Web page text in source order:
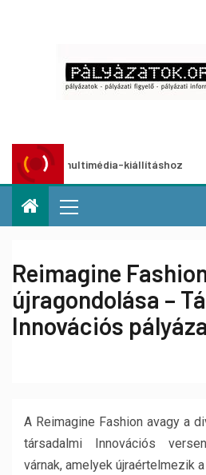
multimédia-kiállításhoz
Reimagine
újragondolása –
Innovációs
A Reimagine Fashion avagy a
társadalmi Innovációs
várnak, amelyek újraértelmezik